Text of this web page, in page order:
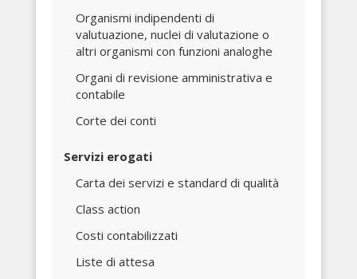
Organismi indipendenti di
valutuazione, nuclei di valutazione o
altri organismi con funzioni analoghe
Organi di revisione amministrativa e
contabile
Corte dei conti
Servizi erogati
Carta dei servizi e standard di qualità
Class action
Costi contabilizzati
Liste di attesa